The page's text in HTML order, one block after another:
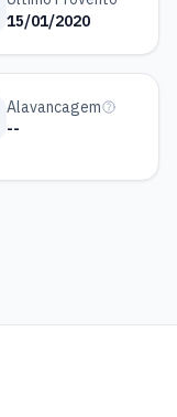
15/01/2020
Alavancagem
--